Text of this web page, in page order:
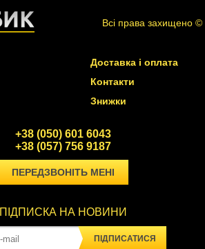
Всі права захищено ©
Доставка і оплата
Контакти
Знижки
+38 (050) 601 6043
+38 (057) 756 9187
ПЕРЕДЗВОНІТЬ МЕНІ
ПІДПИСКА НА НОВИНИ
ПІДПИСАТИСЯ